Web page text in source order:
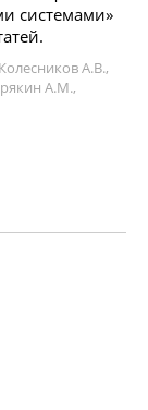
системами»
А.В.,
А.М.,